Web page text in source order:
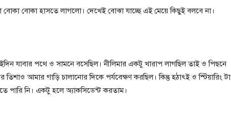
বোকা হাসতে লাগলো। দেখেই বোঝা যাচ্ছে এই মেয়ে কিছুই বলবে না।
যাবার পথে ও সামনে বসেছিল। নীলিমার একটু খারাপ লাগছিল তাই ও পিছনে
আমার গাড়ি চালানোর দিকে পর্যবেক্ষণ করছিল। কিন্তু হঠাৎই ও স্টিয়ারিং টা
পারি নি। একটু হলে অ্যাকসিডেন্ট করতাম।